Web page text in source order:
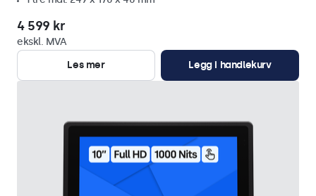
4 599 kr
ekskl. MVA
Les mer
Legg i handlekurv